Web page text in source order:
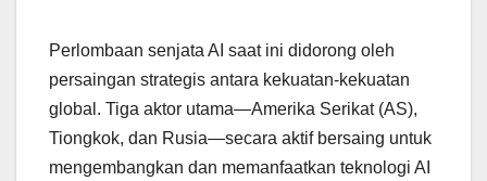
Perlombaan senjata AI saat ini didorong oleh
persaingan strategis antara kekuatan-kekuatan
global. Tiga aktor utama—Amerika Serikat (AS),
Tiongkok, dan Rusia—secara aktif bersaing untuk
mengembangkan dan memanfaatkan teknologi AI